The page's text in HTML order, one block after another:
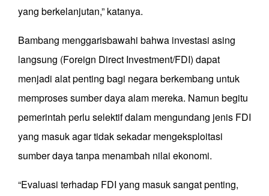
yang berkelanjutan,” katanya.
Bambang menggarisbawahi bahwa investasi asing
langsung (Foreign Direct Investment/FDI) dapat
menjadi alat penting bagi negara berkembang untuk
memproses sumber daya alam mereka. Namun begitu
pemerintah perlu selektif dalam mengundang jenis FDI
yang masuk agar tidak sekadar mengeksploitasi
sumber daya tanpa menambah nilai ekonomi.
“Evaluasi terhadap FDI yang masuk sangat penting,